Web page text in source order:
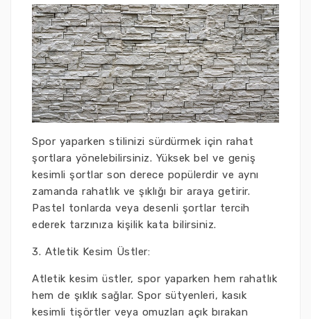
Spor yaparken stilinizi sürdürmek için rahat
şortlara yönelebilirsiniz. Yüksek bel ve geniş
kesimli şortlar son derece popülerdir ve aynı
zamanda rahatlık ve şıklığı bir araya getirir.
Pastel tonlarda veya desenli şortlar tercih
ederek tarzınıza kişilik kata bilirsiniz.
3. Atletik Kesim Üstler:
Atletik kesim üstler, spor yaparken hem rahatlık
hem de şıklık sağlar. Spor sütyenleri, kasık
kesimli tişörtler veya omuzları açık bırakan